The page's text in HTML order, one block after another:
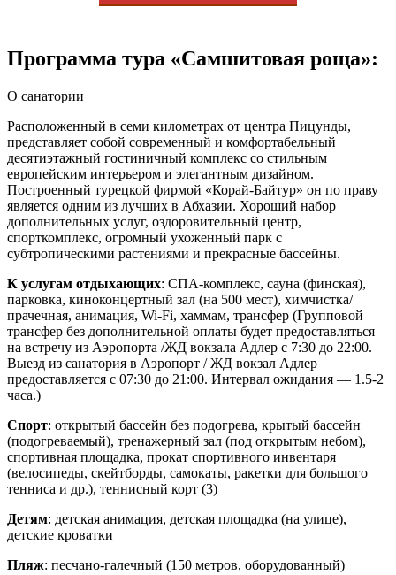
Программа тура «Самшитовая роща»:
О санатории
Расположенный в семи километрах от центра Пицунды,
представляет собой современный и комфортабельный
десятиэтажный гостиничный комплекс со стильным
европейским интерьером и элегантным дизайном.
Построенный турецкой фирмой «Корай-Байтур» он по праву
является одним из лучших в Абхазии. Хороший набор
дополнительных услуг, оздоровительный центр,
спорткомплекс, огромный ухоженный парк с
субтропическими растениями и прекрасные бассейны.
К услугам отдыхающих: СПА-комплекс, сауна (финская),
парковка, киноконцертный зал (на 500 мест), химчистка/
прачечная, анимация, Wi-Fi, хаммам, трансфер (Групповой
трансфер без дополнительной оплаты будет предоставляться
на встречу из Аэропорта /ЖД вокзала Адлер с 7:30 до 22:00.
Выезд из санатория в Аэропорт / ЖД вокзал Адлер
предоставляется с 07:30 до 21:00. Интервал ожидания — 1.5-2
часа.)
Спорт: открытый бассейн без подогрева, крытый бассейн
(подогреваемый), тренажерный зал (под открытым небом),
спортивная площадка, прокат спортивного инвентаря
(велосипеды, скейтборды, самокаты, ракетки для большого
тенниса и др.), теннисный корт (3)
Детям: детская анимация, детская площадка (на улице),
детские кроватки
Пляж: песчано-галечный (150 метров, оборудованный)